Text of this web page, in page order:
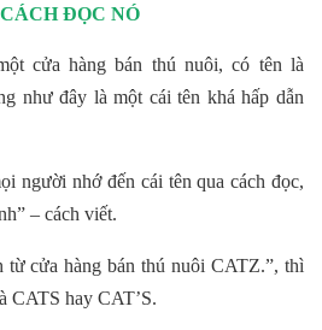
ĐỌC NÓ
cửa hàng bán thú nuôi, có tên là
như đây là một cái tên khá hấp dẫn
người nhớ đến cái tên qua cách đọc,
– cách viết.
cửa hàng bán thú nuôi CATZ.”, thì
CATS hay CAT’S.